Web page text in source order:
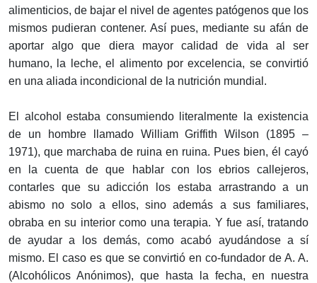
alimenticios, de bajar el nivel de agentes patógenos que los
mismos pudieran contener. Así pues, mediante su afán de
aportar algo que diera mayor calidad de vida al ser
humano, la leche, el alimento por excelencia, se convirtió
en una aliada incondicional de la nutrición mundial.
El alcohol estaba consumiendo literalmente la existencia
de un hombre llamado William Griffith Wilson (1895 –
1971), que marchaba de ruina en ruina. Pues bien, él cayó
en la cuenta de que hablar con los ebrios callejeros,
contarles que su adicción los estaba arrastrando a un
abismo no solo a ellos, sino además a sus familiares,
obraba en su interior como una terapia. Y fue así, tratando
de ayudar a los demás, como acabó ayudándose a sí
mismo. El caso es que se convirtió en co-fundador de A. A.
(Alcohólicos Anónimos), que hasta la fecha, en nuestra